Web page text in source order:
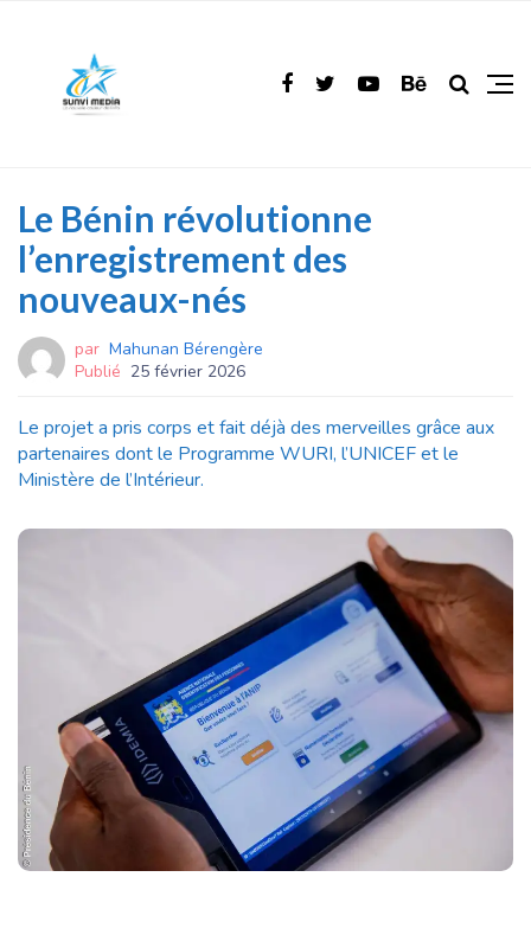
Le Bénin révolutionne
l’enregistrement des
nouveaux-nés
par Mahunan Bérengère
Publié 25 février 2026
Le projet a pris corps et fait déjà des merveilles grâce aux
partenaires dont le Programme WURI, l’UNICEF et le
Ministère de l’Intérieur.